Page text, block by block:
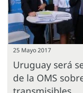
25 Mayo 2017
Uruguay será
de la OMS